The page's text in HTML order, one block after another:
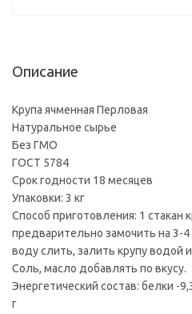
Описание
Крупа ячменная Перловая
Натуральное сырье
Без ГМО
ГОСТ 5784
Срок годности 18 месяцев
Упаковки: 3 кг
Способ приготовления: 1 стакан
предварительно замочить на 3-
воду слить, залить крупу водой
Соль, масло добавлять по вкусу.
Энергетический состав: белки -
г